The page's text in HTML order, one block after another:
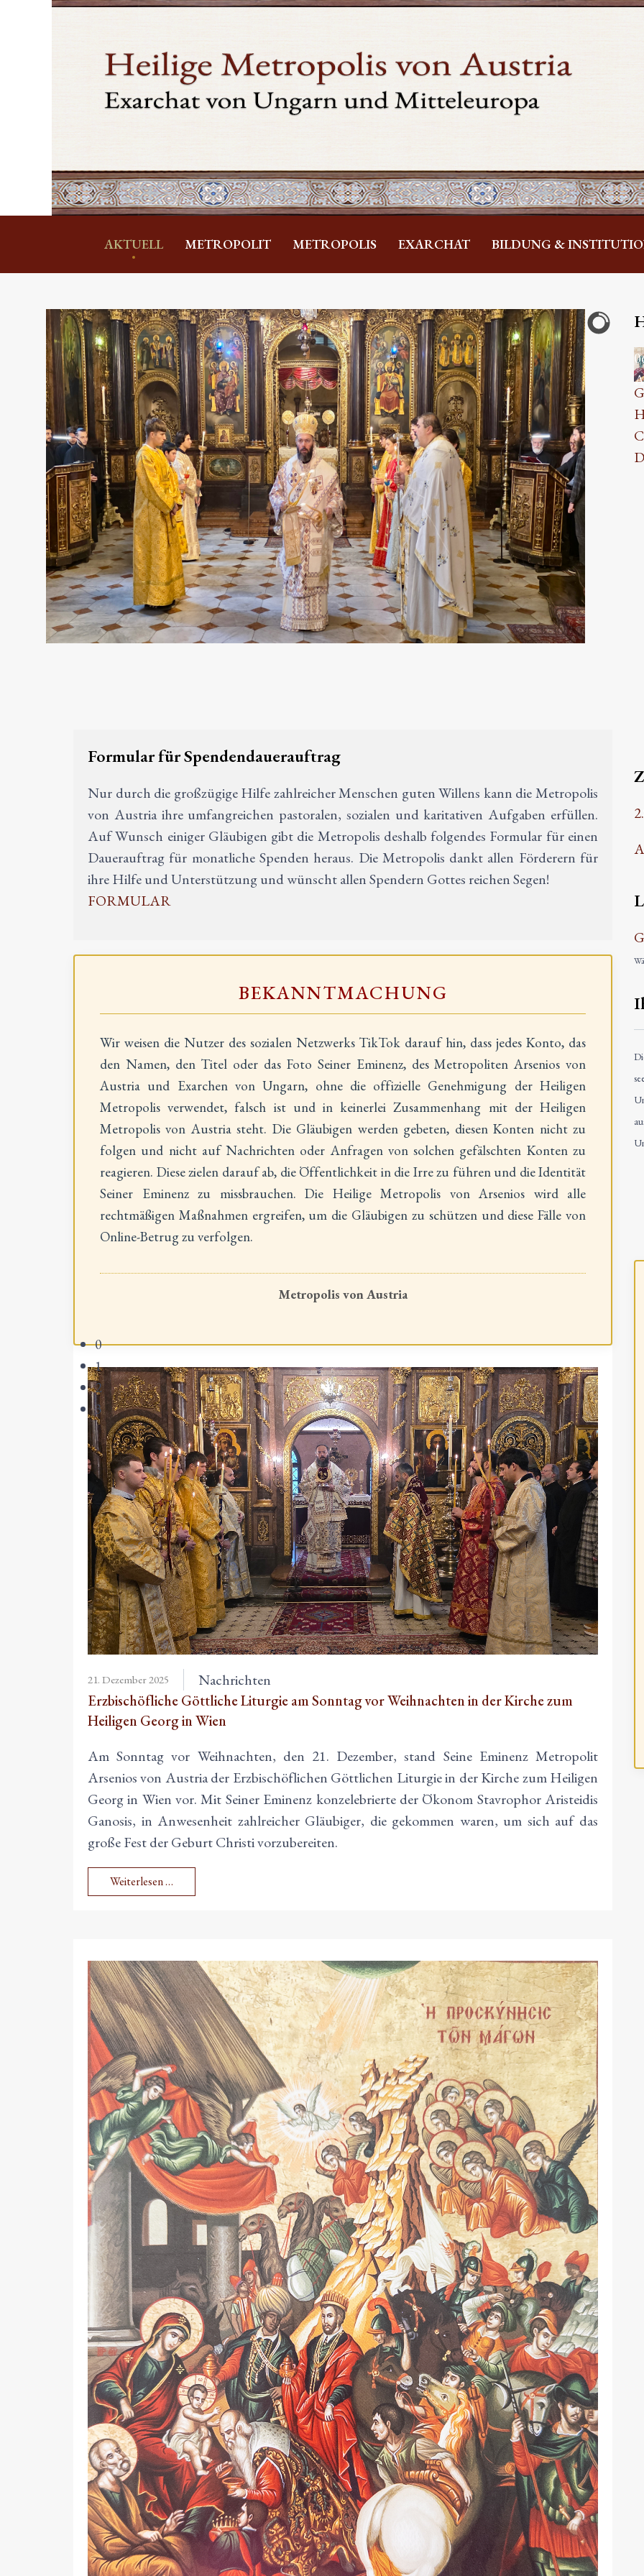
AKTUELL METROPOLIT METROPOLIS EXARCHAT BILDUNG &
0
1
2
3
Formular für Spendendauerauftrag
Nur durch die großzügige Hilfe zahlreicher Menschen guten Willens kann die Metropolis
von Austria ihre umfangreichen pastoralen, sozialen und karitativen Aufgaben erfüllen.
Auf Wunsch einiger Gläubigen gibt die Metropolis deshalb folgendes Formular für einen
Dauerauftrag für monatliche Spenden heraus. Die Metropolis dankt allen Förderern für
ihre Hilfe und Unterstützung und wünscht allen Spendern Gottes reichen Segen!
FORMULAR
BEKANNTMACHUNG
Wir weisen die Nutzer des sozialen Netzwerks TikTok darauf hin, dass jedes Konto, das
den Namen, den Titel oder das Foto Seiner Eminenz, des Metropoliten Arsenios von
Austria und Exarchen von Ungarn, ohne die offizielle Genehmigung der Heiligen
Metropolis verwendet, falsch ist und in keinerlei Zusammenhang mit der Heiligen
Metropolis von Austria steht. Die Gläubigen werden gebeten, diesen Konten nicht zu
folgen und nicht auf Nachrichten oder Anfragen von solchen gefälschten Konten zu
reagieren. Diese zielen darauf ab, die Öffentlichkeit in die Irre zu führen und die Identität
Seiner Eminenz zu missbrauchen. Die Heilige Metropolis von Arsenios wird alle
rechtmäßigen Maßnahmen ergreifen, um die Gläubigen zu schützen und diese Fälle von
Online-Betrug zu verfolgen.
Metropolis von Austria
21. Dezember 2025
Nachrichten
Erzbischöfliche Göttliche Liturgie am Sonntag vor Weihnachten in der Kirche zum
Heiligen Georg in Wien
Am Sonntag vor Weihnachten, den 21. Dezember, stand Seine Eminenz Metropolit
Arsenios von Austria der Erzbischöflichen Göttlichen Liturgie in der Kirche zum Heiligen
Georg in Wien vor. Mit Seiner Eminenz konzelebrierte der Ökonom Stavrophor Aristeidis
Ganosis, in Anwesenheit zahlreicher Gläubiger, die gekommen waren, um sich auf das
große Fest der Geburt Christi vorzubereiten.
Weiterlesen …